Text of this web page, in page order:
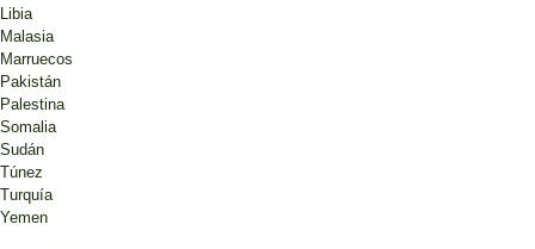
Libia
Malasia
Marruecos
Pakistán
Palestina
Somalia
Sudán
Túnez
Turquía
Yemen